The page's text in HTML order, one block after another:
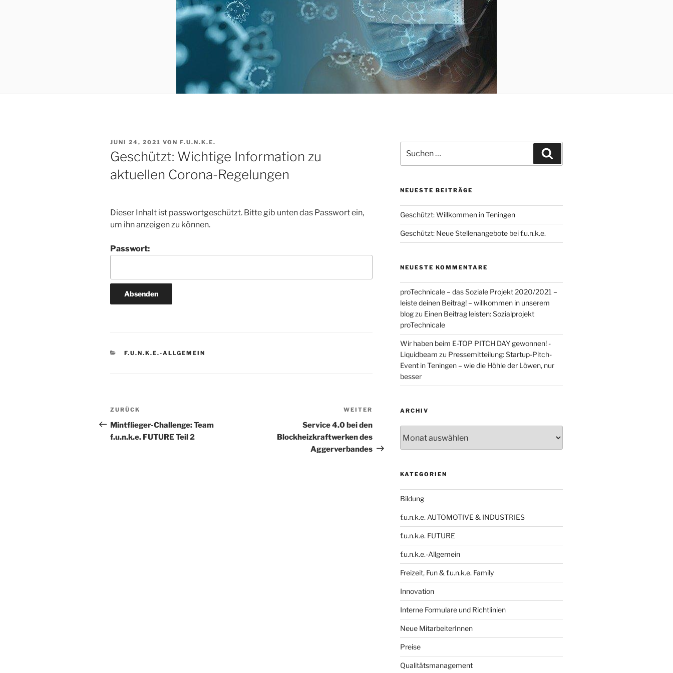
VERÖFFENTLICHT
AM
JUNI 24, 2021 VON F.U.N.K.E.
Geschützt: Wichtige Information zu
aktuellen Corona-Regelungen
Dieser Inhalt ist passwortgeschützt. Bitte gib unten das Passwort ein,
um ihn anzeigen zu können.
Passwort:
KATEGORIEN
F.U.N.K.E.-ALLGEMEIN
Beitragsnavigation
Vorheriger
Beitrag
ZURÜCK
Mintflieger-Challenge: Team
f.u.n.k.e. FUTURE Teil 2
Nächster
Beitrag
WEITER
Service 4.0 bei den
Blockheizkraftwerken des
Aggerverbandes
nach:
NEUESTE BEITRÄGE
Geschützt: Willkommen in Teningen
Geschützt: Neue Stellenangebote bei f.u.n.k.e.
NEUESTE KOMMENTARE
proTechnicale – das Soziale Projekt 2020/2021 –
leiste deinen Beitrag! – willkommen in unserem
blogzu Einen Beitrag leisten: Sozialprojekt
proTechnicale
Wir haben beim E-TOP PITCH DAY gewonnen! -
Liquidbeam zu Pressemitteilung: Startup-Pitch-
Event in Teningen – wie die Höhle der Löwen, nur
besser
ARCHIV
KATEGORIEN
Bildung
f.u.n.k.e. AUTOMOTIVE & INDUSTRIES
f.u.n.k.e. FUTURE
f.u.n.k.e.-Allgemein
Freizeit, Fun & f.u.n.k.e. Family
Innovation
Interne Formulare und Richtlinien
Neue MitarbeiterInnen
Preise
Qualitätsmanagement